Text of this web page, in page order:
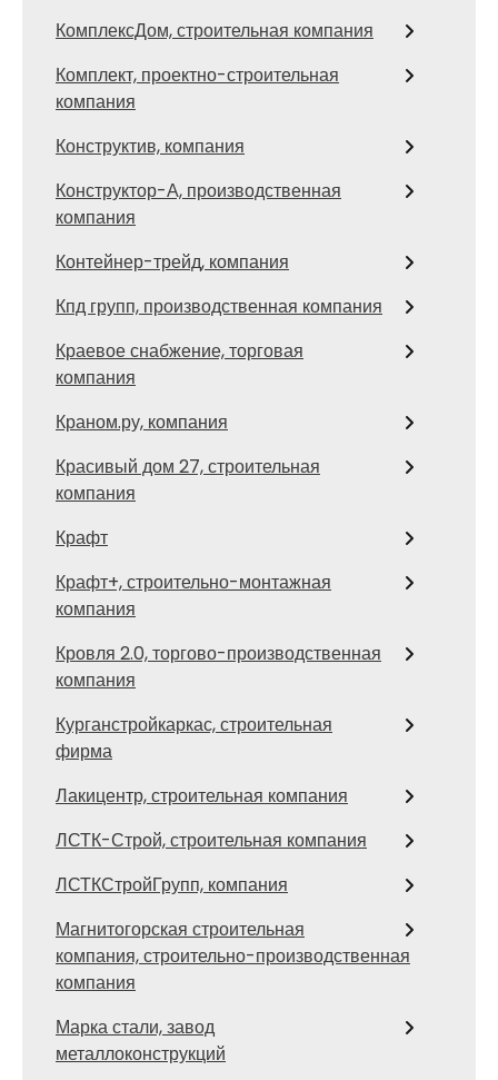
КомплексДом, строительная компания
Комплект, проектно-строительная
компания
Конструктив, компания
Конструктор-А, производственная
компания
Контейнер-трейд, компания
Кпд групп, производственная компания
Краевое снабжение, торговая
компания
Краном.ру, компания
Красивый дом 27, строительная
компания
Крафт
Крафт+, строительно-монтажная
компания
Кровля 2.0, торгово-производственная
компания
Курганстройкаркас, строительная
фирма
Лакицентр, строительная компания
ЛСТК-Строй, строительная компания
ЛСТКСтройГрупп, компания
Магнитогорская строительная
компания, строительно-производственная
компания
Марка стали, завод
металлоконструкций